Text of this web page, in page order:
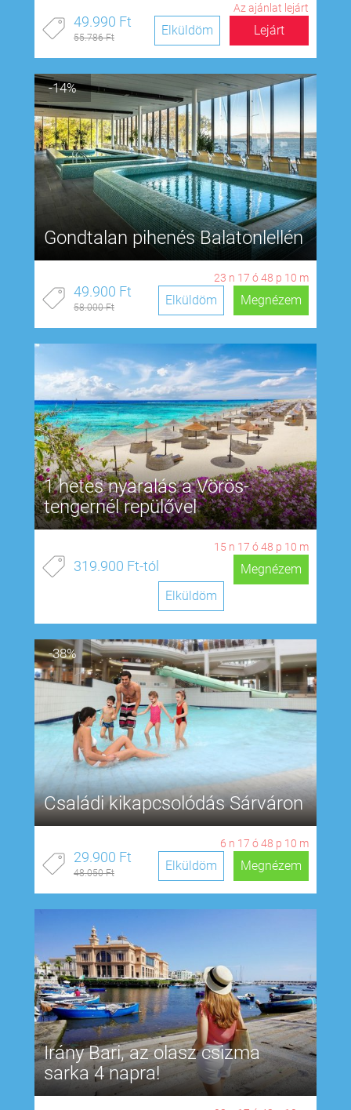
Az ajánlat lejárt
49.990 Ft
55.786 Ft Lejárt
Elküldöm
-14%
Gondtalan pihenés Balatonlellén
23 n17ó48 p9 m
49.900 Ft
58.000 Ft Megnézem
Elküldöm
1 hetes nyaralás a Vörös-
tengernél repülővel
15 n17ó48 p9 m
319.900 Ft-tól
Megnézem
Elküldöm
-38%
Családi kikapcsolódás Sárváron
6 n17ó48 p9 m
29.900 Ft
48.050 Ft Megnézem
Elküldöm
Irány Bari, az olasz csizma
sarka 4 napra!